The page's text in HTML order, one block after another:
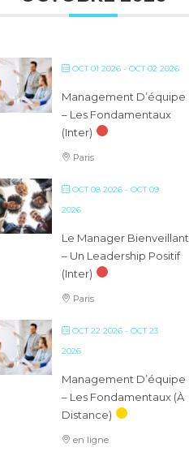
OCT 01 2026 - OCT 02 2026
Management D’équipe
– Les Fondamentaux
(inter)
Paris
OCT 08 2026 - OCT 09
2026
Le Manager Bienveillant
– Un Leadership Positif
(inter)
Paris
OCT 22 2026 - OCT 23
2026
Management D’équipe
– Les Fondamentaux (à
Distance)
en ligne